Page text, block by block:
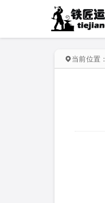
当前位置：